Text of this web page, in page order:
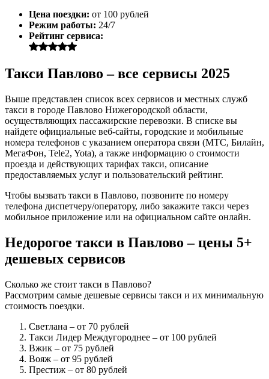
Цена поездки: от 100 рублей
Режим работы: 24/7
Рейтинг сервиса:
Такси Павлово – все сервисы 2025
Выше представлен список всех сервисов и местных служб
такси в городе Павлово Нижегородской области,
осуществляющих пассажирские перевозки. В списке вы
найдете официальные веб-сайты, городские и мобильные
номера телефонов с указанием оператора связи (МТС, Билайн,
МегаФон, Tele2, Yota), а также информацию о стоимости
проезда и действующих тарифах такси, описание
предоставляемых услуг и пользовательский рейтинг.
Чтобы вызвать такси в Павлово, позвоните по номеру
телефона диспетчеру/оператору, либо закажите такси через
мобильное приложение или на официальном сайте онлайн.
Недорогое такси в Павлово – цены 5+
дешевых сервисов
Сколько же стоит такси в Павлово?
Рассмотрим самые дешевые сервисы такси и их минимальную
стоимость поездки.
Светлана – от 70 рублей
Такси Лидер Междугороднее – от 100 рублей
Вжик – от 75 рублей
Вояж – от 95 рублей
Престиж – от 80 рублей